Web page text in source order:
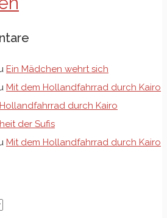
Ein Mädchen wehrt sich
Mit dem Hollandfahrrad durch Kairo
durch Kairo
der Sufis
Mit dem Hollandfahrrad durch Kairo